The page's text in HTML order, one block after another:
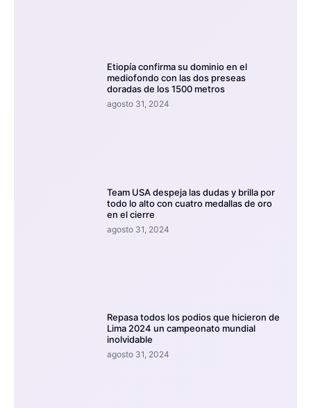
Etiopía confirma su dominio en el
mediofondo con las dos preseas
doradas de los 1500 metros
agosto 31, 2024
Team USA despeja las dudas y brilla por
todo lo alto con cuatro medallas de oro
en el cierre
agosto 31, 2024
Repasa todos los podios que hicieron de
Lima 2024 un campeonato mundial
inolvidable
agosto 31, 2024